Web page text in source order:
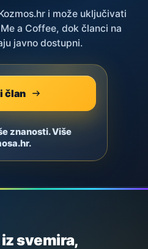
i može uključivati
a Coffee, dok članci na
javno dostupni.
član
znanosti. Više
svemira,